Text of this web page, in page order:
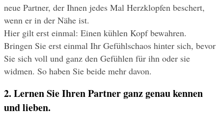
neue Partner, der Ihnen jedes Mal Herzklopfen beschert,
wenn er in der Nähe ist.
Hier gilt erst einmal: Einen kühlen Kopf bewahren.
Bringen Sie erst einmal Ihr Gefühlschaos hinter sich, bevor
Sie sich voll und ganz den Gefühlen für ihn oder sie
widmen. So haben Sie beide mehr davon.
2. Lernen Sie Ihren Partner ganz genau kennen
und lieben.